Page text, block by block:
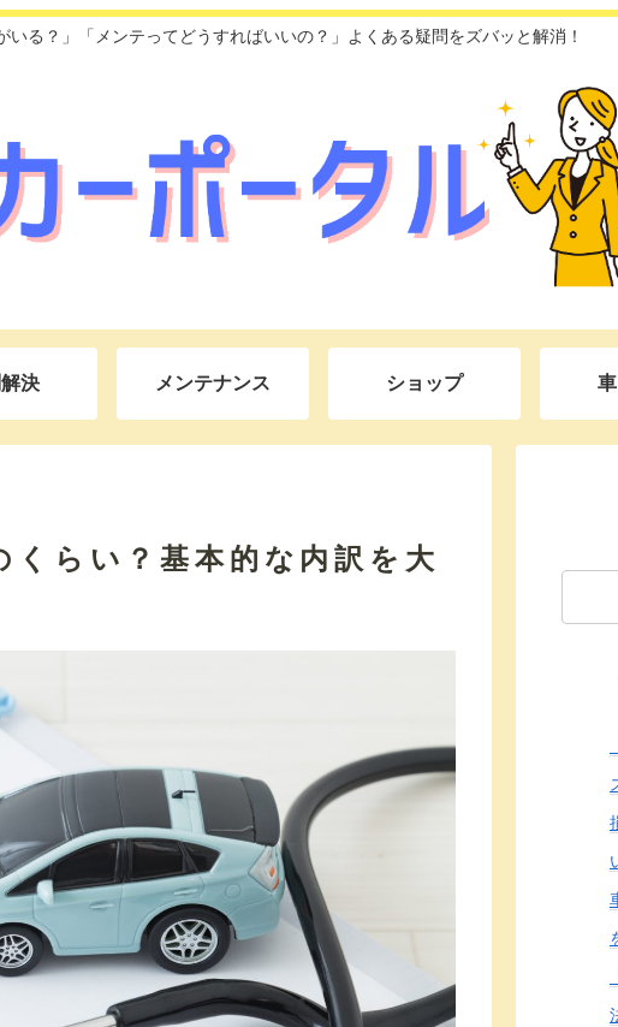
いる？」「メンテってどうすればいいの？」よくある疑問をズバッと解消！
決 メンテナンス ショップ
くらい？基本的な内訳を大